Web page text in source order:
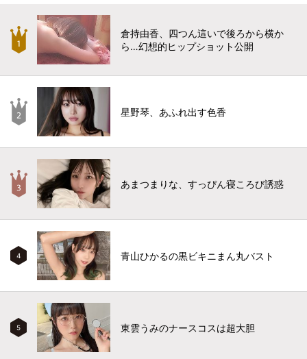
倉持由香、四つん這いで後ろから横か
ら…幻想的ヒップショット公開
星野琴、あふれ出す色香
あまつまりな、すっぴん寝ころび誘惑
4 青山ひかるの黒ビキニまん丸バスト
5 東雲うみのナースコスは超大胆